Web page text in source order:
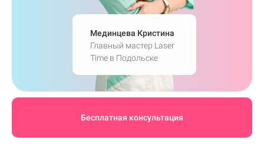
Мединцева Кристина
Главный мастер Laser
Time в Подольске
Бесплатная консультация